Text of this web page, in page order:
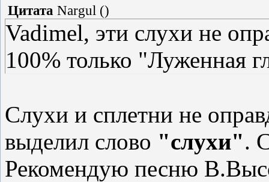
Цитата Nargul ()
Vadimel, эти слухи не
100% только "Луженная
Слухи и сплетни не
выделил слово "слухи".
Рекомендую песню